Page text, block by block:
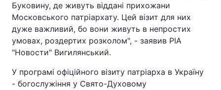
Буковину, де живуть віддані прихожани
Московського патріархату. Цей візит для них
дуже важливий, бо вони живуть в непростих
умовах, роздертих розколом", - заявив РІА
"Новости" Вигилянський.
У програмі офіційного візиту патріарха в Україну
- богослужіння у Свято-Духовому